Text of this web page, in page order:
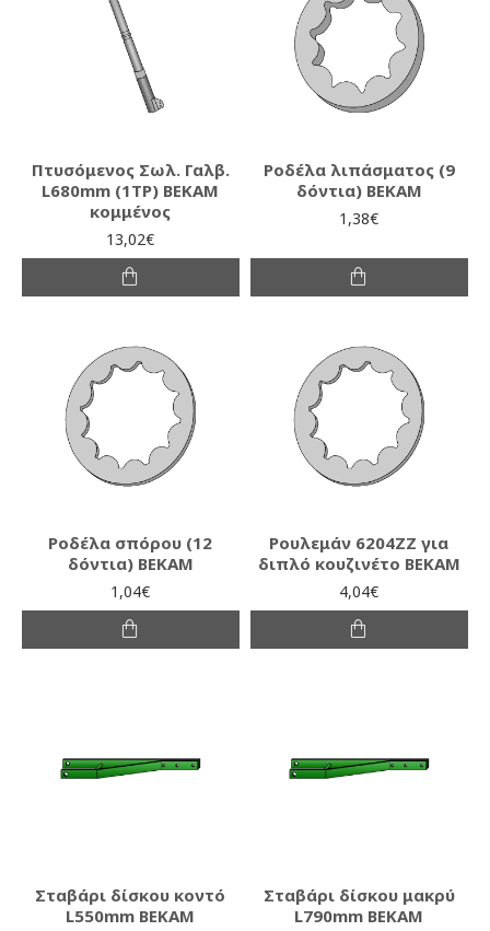
Πτυσόμενος Σωλ. Γαλβ.
L680mm (1ΤΡ) ΒΕΚΑΜ
κομμένος
13,02€
Ροδέλα λιπάσματος (9
δόντια) ΒΕΚΑΜ
1,38€
Ροδέλα σπόρου (12
δόντια) ΒΕΚΑΜ
1,04€
Ρουλεμάν 6204ΖΖ για
διπλό κουζινέτο ΒΕΚΑΜ
4,04€
Σταβάρι δίσκου κοντό
L550mm ΒΕΚΑΜ
Σταβάρι δίσκου μακρύ
L790mm ΒΕΚΑΜ